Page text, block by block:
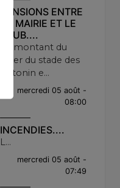
TENSIONS ENTRE
LA MAIRIE ET LE
CLUB....
Le montant du
loyer du stade des
Antonin e...
mercredi 05 août -
08:00
INCENDIES....
L...
mercredi 05 août -
07:49